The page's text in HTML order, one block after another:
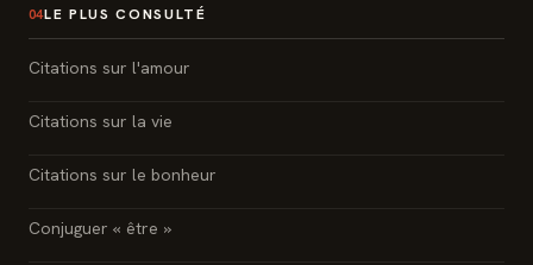
04LE PLUS CONSULTÉ
Citations sur l'amour
Citations sur la vie
Citations sur le bonheur
Conjuguer « être »